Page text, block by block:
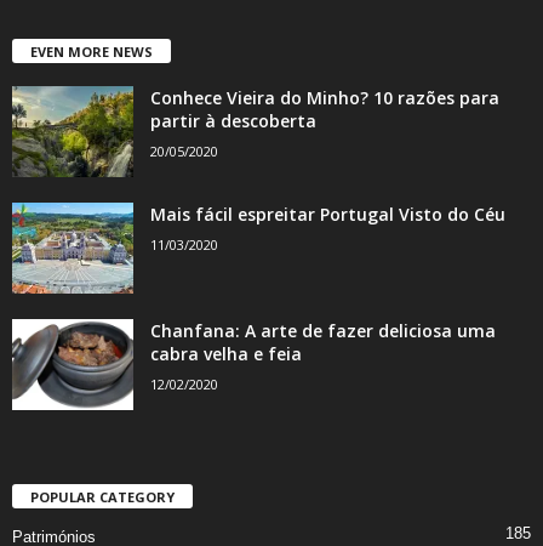
EVEN MORE NEWS
Conhece Vieira do Minho? 10 razões para
partir à descoberta
20/05/2020
Mais fácil espreitar Portugal Visto do Céu
11/03/2020
Chanfana: A arte de fazer deliciosa uma
cabra velha e feia
12/02/2020
POPULAR CATEGORY
Patrimónios 185